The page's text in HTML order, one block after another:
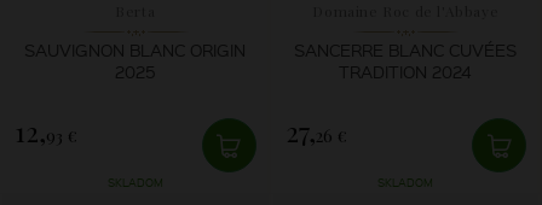
SAUVIGNON BLANC ORIGIN
2025
12,93 €
SKLADOM
SANCERRE BLANC CUVÉES
TRADITION 2024
27,26 €
SKLADOM